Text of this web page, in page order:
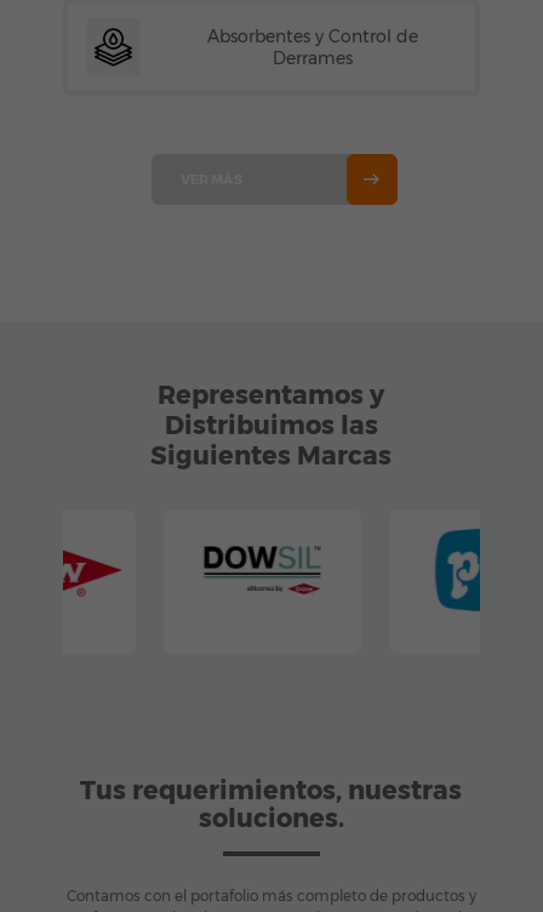
Absorbentes y Control de
Derrames
Representamos y
Distribuimos las
Siguientes Marcas
Tus requerimientos, nuestras
soluciones.
Contamos con el portafolio más completo de productos y